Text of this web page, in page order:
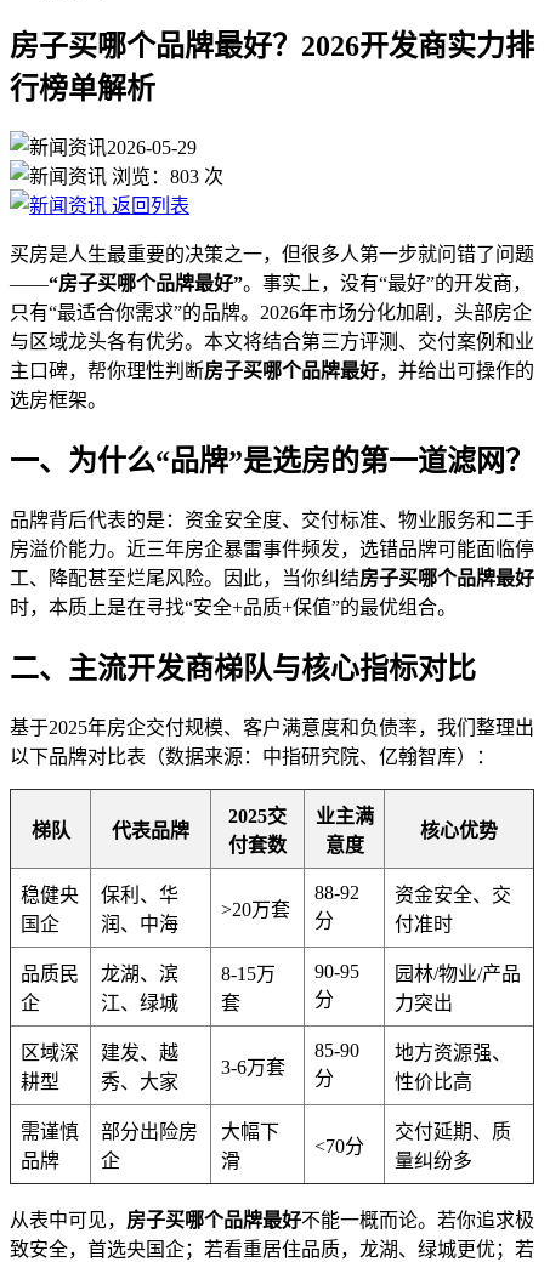
房子买哪个品牌最好？2026开发商实力排
行榜单解析
2026-05-29
浏览： 803 次
返回列表
买房是人生最重要的决策之一，但很多人第一步就问错了问题
——“房子买哪个品牌最好”。事实上，没有“最好”的开发商，
只有“最适合你需求”的品牌。2026年市场分化加剧，头部房企
与区域龙头各有优劣。本文将结合第三方评测、交付案例和业
主口碑，帮你理性判断房子买哪个品牌最好，并给出可操作的
选房框架。
一、为什么“品牌”是选房的第一道滤网？
品牌背后代表的是：资金安全度、交付标准、物业服务和二手
房溢价能力。近三年房企暴雷事件频发，选错品牌可能面临停
工、降配甚至烂尾风险。因此，当你纠结房子买哪个品牌最好
时，本质上是在寻找“安全+品质+保值”的最优组合。
二、主流开发商梯队与核心指标对比
基于2025年房企交付规模、客户满意度和负债率，我们整理出
以下品牌对比表（数据来源：中指研究院、亿翰智库）：
梯队 代表品牌
2025交
付套数
业主满
意度
核心优势
稳健央
国企
保利、华
润、中海
>20万套
88-92
分
资金安全、交
付准时
品质民
企
龙湖、滨
江、绿城
8-15万
套
90-95
分
园林/物业/产品
力突出
区域深
耕型
建发、越
秀、大家
3-6万套
85-90
分
地方资源强、
性价比高
需谨慎
品牌
部分出险房
企
大幅下
滑
<70分
交付延期、质
量纠纷多
从表中可见， 房子买哪个品牌最好不能一概而论。若你追求极
致安全，首选央国企；若看重居住品质，龙湖、绿城更优；若